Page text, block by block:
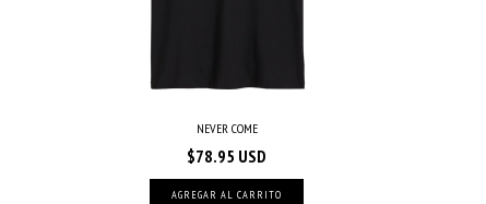
NEVER COME
$78.95 USD
AGREGAR AL CARRITO